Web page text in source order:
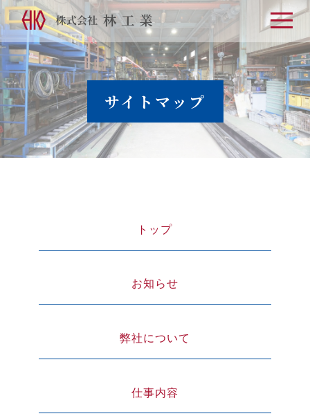
t
o
g
e
n
a
v
i
g
a
サイトマップ
トップ
お知らせ
弊社について
仕事内容